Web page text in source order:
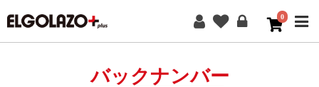
0
バックナンバー